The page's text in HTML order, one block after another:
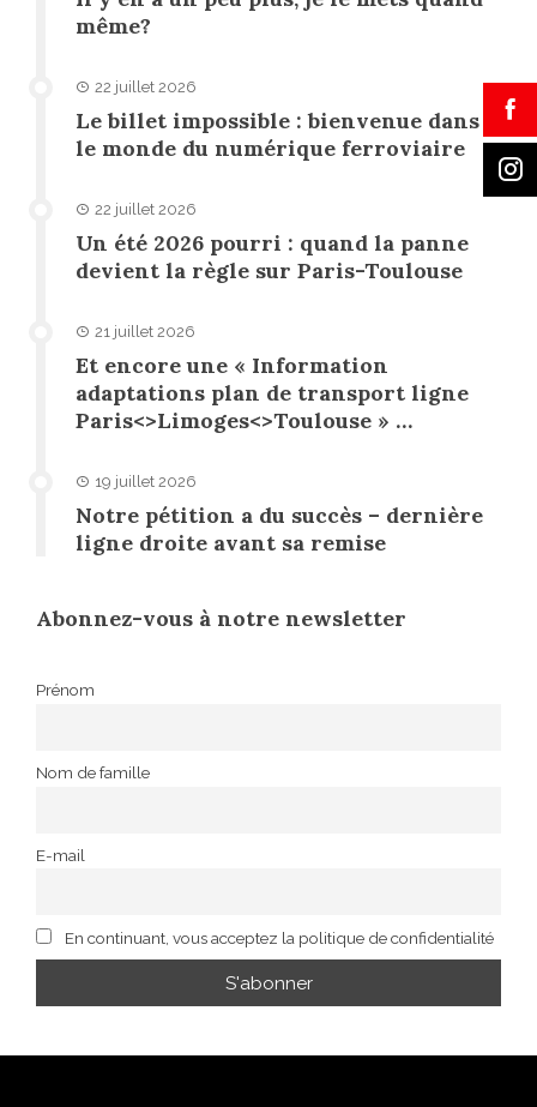
même?
22 juillet 2026
Le billet impossible : bienvenue dans
le monde du numérique ferroviaire
22 juillet 2026
Un été 2026 pourri : quand la panne
devient la règle sur Paris-Toulouse
21 juillet 2026
Et encore une « Information
adaptations plan de transport ligne
Paris<>Limoges<>Toulouse » …
19 juillet 2026
Notre pétition a du succès – dernière
ligne droite avant sa remise
Abonnez-vous à notre newsletter
Prénom
Nom de famille
E-mail
En continuant, vous acceptez la politique de confidentialité